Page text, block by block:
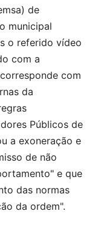
de
municipal
o referido vídeo
com a
com
da
Públicos de
a exoneração e
de não
e que
das normas
da ordem".